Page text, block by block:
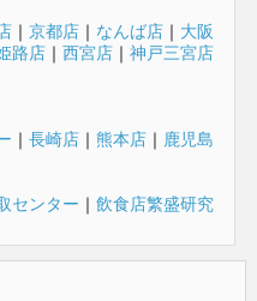
｜ 京都店｜ なんば店｜ 大阪
路店｜ 西宮店｜ 神戸三宮店
｜ 長崎店｜ 熊本店｜ 鹿児島
センター ｜ 飲食店繁盛研究